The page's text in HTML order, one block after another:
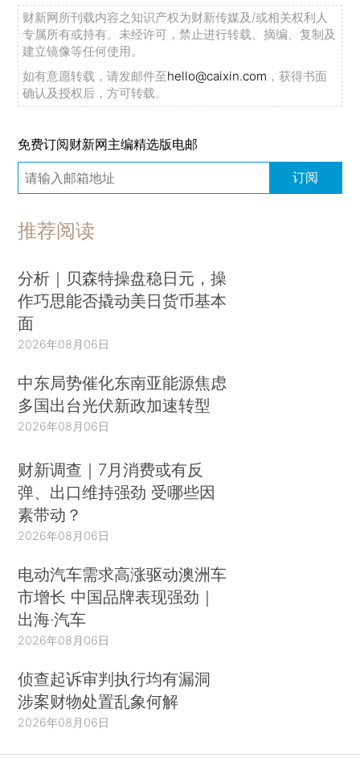
财新网所刊载内容之知识产权为财新传媒及/或相关权利人
专属所有或持有。未经许可，禁止进行转载、摘编、复制及
建立镜像等任何使用。
如有意愿转载，请发邮件至hello@caixin.com ，获得书面
确认及授权后，方可转载。
免费订阅财新网主编精选版电邮
订阅
推荐阅读
分析｜贝森特操盘稳日元，操
作巧思能否撬动美日货币基本
面
2026年08月06日
中东局势催化东南亚能源焦虑
多国出台光伏新政加速转型
2026年08月06日
财新调查｜7月消费或有反
弹、出口维持强劲 受哪些因
素带动？
2026年08月06日
电动汽车需求高涨驱动澳洲车
市增长 中国品牌表现强劲｜
出海·汽车
2026年08月06日
侦查起诉审判执行均有漏洞
涉案财物处置乱象何解
2026年08月06日